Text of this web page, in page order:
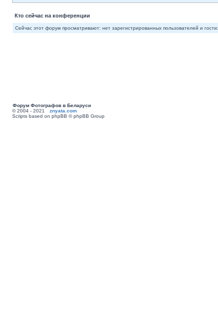
Кто сейчас на конференции
Сейчас этот форум просматривают: нет зарегистрированных пользователей и
Форум Фотографов в Беларуси
© 2004 - 2021 znyata.com
Scripts based on phpBB © phpBB Group